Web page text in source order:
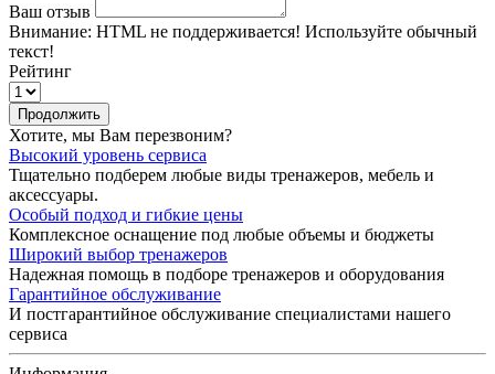
Ваш отзыв
Внимание: HTML не поддерживается! Используйте обычный
текст!
Рейтинг
Продолжить
Хотите, мы Вам перезвоним?
Высокий уровень сервиса
Тщательно подберем любые виды тренажеров, мебель и
аксессуары.
Особый подход и гибкие цены
Комплексное оснащение под любые объемы и бюджеты
Широкий выбор тренажеров
Надежная помощь в подборе тренажеров и оборудования
Гарантийное обслуживание
И постгарантийное обслуживание специалистами нашего
сервиса